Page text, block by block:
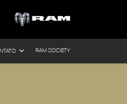
RAM SOCIETY